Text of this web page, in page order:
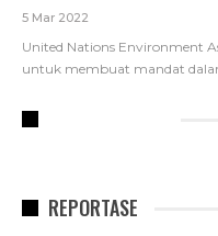
5 Mar 2022
United Nations Environment
untuk membuat mandat
REPORTASE